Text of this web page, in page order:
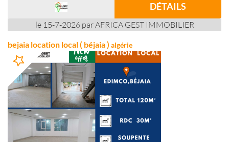
DÉTAILS
le 15-7-2026 par AFRICA GEST IMMOBILIER
bejaia location local ( béjaia ) algérie